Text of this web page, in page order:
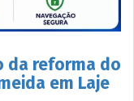
da reforma do
em Laje